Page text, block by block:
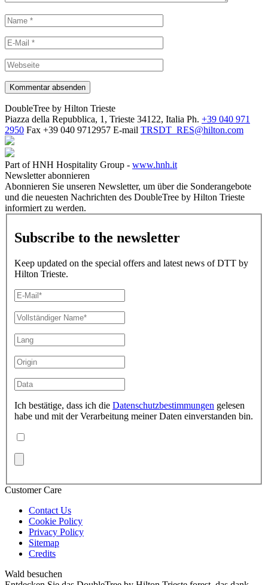
DoubleTree by Hilton Trieste
Piazza della Repubblica, 1, Trieste 34122, Italia Ph. +39 040 971
2950 Fax +39 040 9712957 E-mail TRSDT_RES@hilton.com
Part of HNH Hospitality Group - www.hnh.it
Newsletter abonnieren
Abonnieren Sie unseren Newsletter, um über die Sonderangebote
und die neuesten Nachrichten des DoubleTree by Hilton Trieste
informiert zu werden.
Subscribe to the newsletter
Keep updated on the special offers and latest news of DTT by
Hilton Trieste.
Ich bestätige, dass ich die Datenschutzbestimmungen gelesen
habe und mit der Verarbeitung meiner Daten einverstanden bin.
Customer Care
Contact Us
Cookie Policy
Privacy Policy
Sitemap
Credits
Wald besuchen